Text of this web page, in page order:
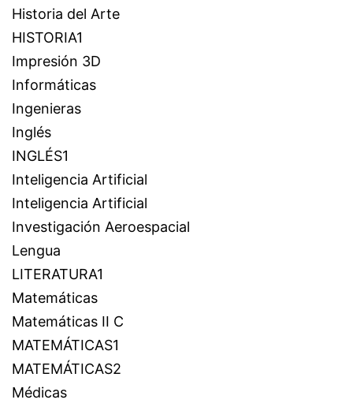
Historia del Arte
HISTORIA1
Impresión 3D
Informáticas
Ingenieras
Inglés
INGLÉS1
Inteligencia Artificial
Inteligencia Artificial
Investigación Aeroespacial
Lengua
LITERATURA1
Matemáticas
Matemáticas II C
MATEMÁTICAS1
MATEMÁTICAS2
Médicas